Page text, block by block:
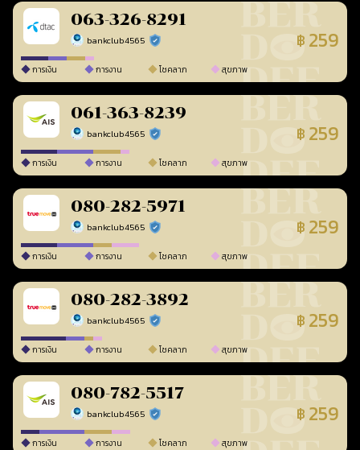
063-326-8291
bankclub4565 ร้านยืนยันแล้ว ฿ 259
การเงิน การงาน โชคลาภ สุขภาพ
061-363-8239
bankclub4565 ร้านยืนยันแล้ว ฿ 259
การเงิน การงาน โชคลาภ สุขภาพ
080-282-5971
bankclub4565 ร้านยืนยันแล้ว ฿ 259
การเงิน การงาน โชคลาภ สุขภาพ
080-282-3892
bankclub4565 ร้านยืนยันแล้ว ฿ 259
การเงิน การงาน โชคลาภ สุขภาพ
080-782-5517
bankclub4565 ร้านยืนยันแล้ว ฿ 259
การเงิน การงาน โชคลาภ สุขภาพ